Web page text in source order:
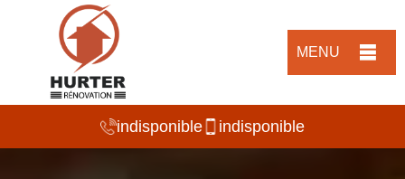
MENU
indisponible indisponible